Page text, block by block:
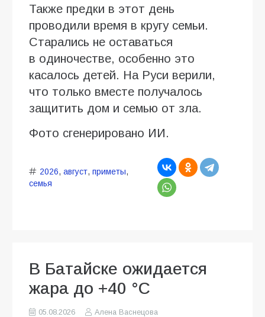
Также предки в этот день
проводили время в кругу семьи.
Старались не оставаться
в одиночестве, особенно это
касалось детей. На Руси верили,
что только вместе получалось
защитить дом и семью от зла.
Фото сгенерировано ИИ.
2026, август, приметы,
семья
В Батайске ожидается
жара до +40 °C
05.08.2026
Алена Васнецова